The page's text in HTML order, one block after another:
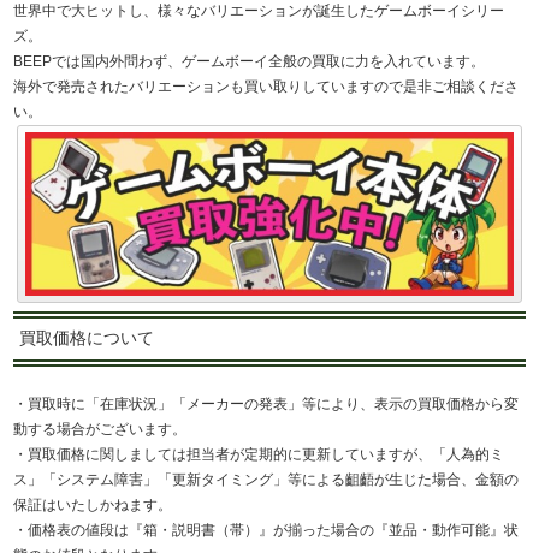
世界中で大ヒットし、様々なバリエーションが誕生したゲームボーイシリー
ズ。
BEEPでは国内外問わず、ゲームボーイ全般の買取に力を入れています。
海外で発売されたバリエーションも買い取りしていますので是非ご相談くださ
い。
買取価格について
・買取時に「在庫状況」「メーカーの発表」等により、表示の買取価格から変
動する場合がございます。
・買取価格に関しましては担当者が定期的に更新していますが、「人為的ミ
ス」「システム障害」「更新タイミング」等による齟齬が生じた場合、金額の
保証はいたしかねます。
・価格表の値段は『箱・説明書（帯）』が揃った場合の『並品・動作可能』状